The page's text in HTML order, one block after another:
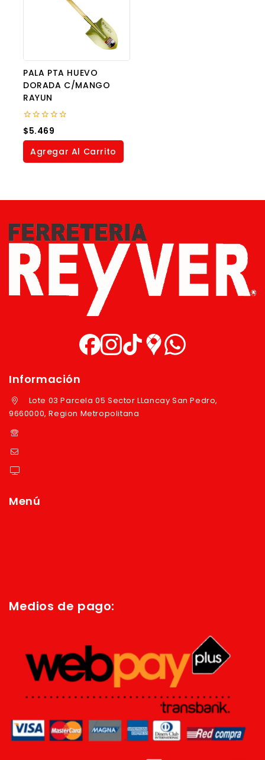
PALA PTA HUEVO
DORADA C/MANGO
RAYUN
0
out
of
$5.469
Agregar Al Carrito
Información
Lote 03 Parcela 05 Sector LLancay San Pedro,
9660000, Region Metropolitana
Menú
Medios de pago: